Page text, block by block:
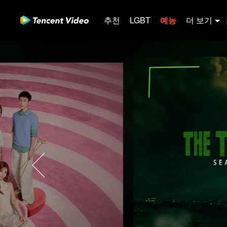
추천 LGBT 예능 더 보기 |